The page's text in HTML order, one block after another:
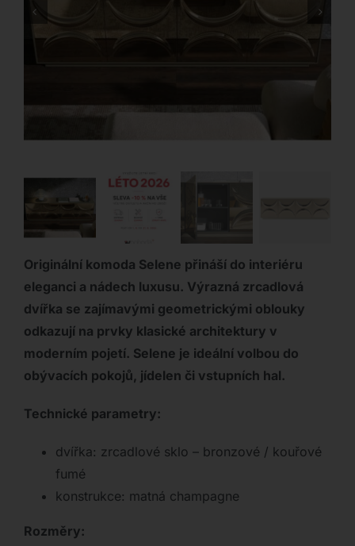
Originální komoda Selene přináší do interiéru
eleganci a nádech luxusu. Výrazná zrcadlová
dvířka se zajímavými geometrickými oblouky
odkazují na prvky klasické architektury v
moderním pojetí. Selene je ideální volbou do
obývacích pokojů, jídelen či vstupních hal.
Technické parametry:
dvířka: zrcadlové sklo – bronzové / kouřové
fumé
konstrukce: matná champagne
Rozměry: